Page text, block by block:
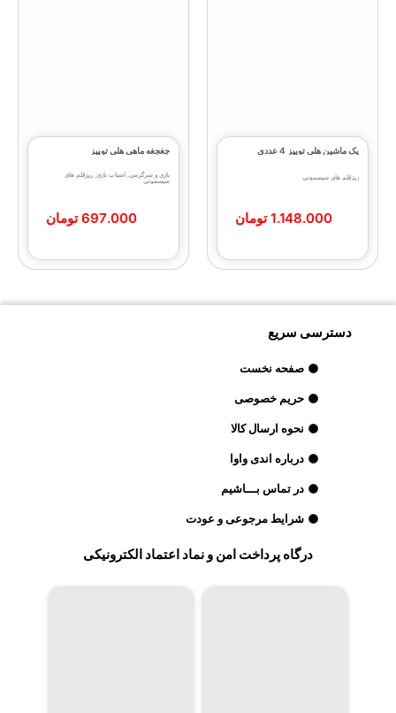
پک ماشین هلی توییز 4 عددی
ریزقلم های سیسمونی
1.148.000 تومان
جغجغه ماهی هلی‌ توییز
بازی و سرگرمی اسباب بازی ریزقلم های
سیسمونی
697.000 تومان
دسترسی سریع
صفحه نخست
حریم خصوصی
نحوه ارسال کالا
درباره اندی واوا
در تماس بـــاشیم
شرایط مرجوعی و عودت
درگاه پرداخت امن و نماد اعتماد الکترونیکی